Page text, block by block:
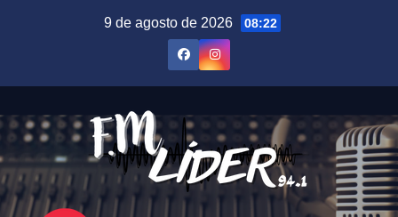
9 de agosto de 2026 08:22